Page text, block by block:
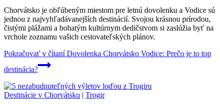
Chorvátsko je obľúbeným miestom pre letnú dovolenku a Vodice sú
jednou z najvyhľadávanejších destinácií. Svojou krásnou prírodou,
čistými plážami a bohatým kultúrnym dedičstvom si zaslúžia byť na
vrchole zoznamu vašich cestovateľských plánov.
Pokračovať v čítaníDovolenka Chorvátsko Vodice: Prečo je to top
destinácia?
Destinácie v Chorvátsku | Trogir